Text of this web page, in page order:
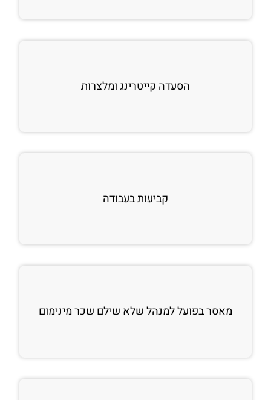
הסעדה קייטרינג ומלצרות
קביעות בעבודה
מאסר בפועל למנהל שלא שילם שכר מינימום